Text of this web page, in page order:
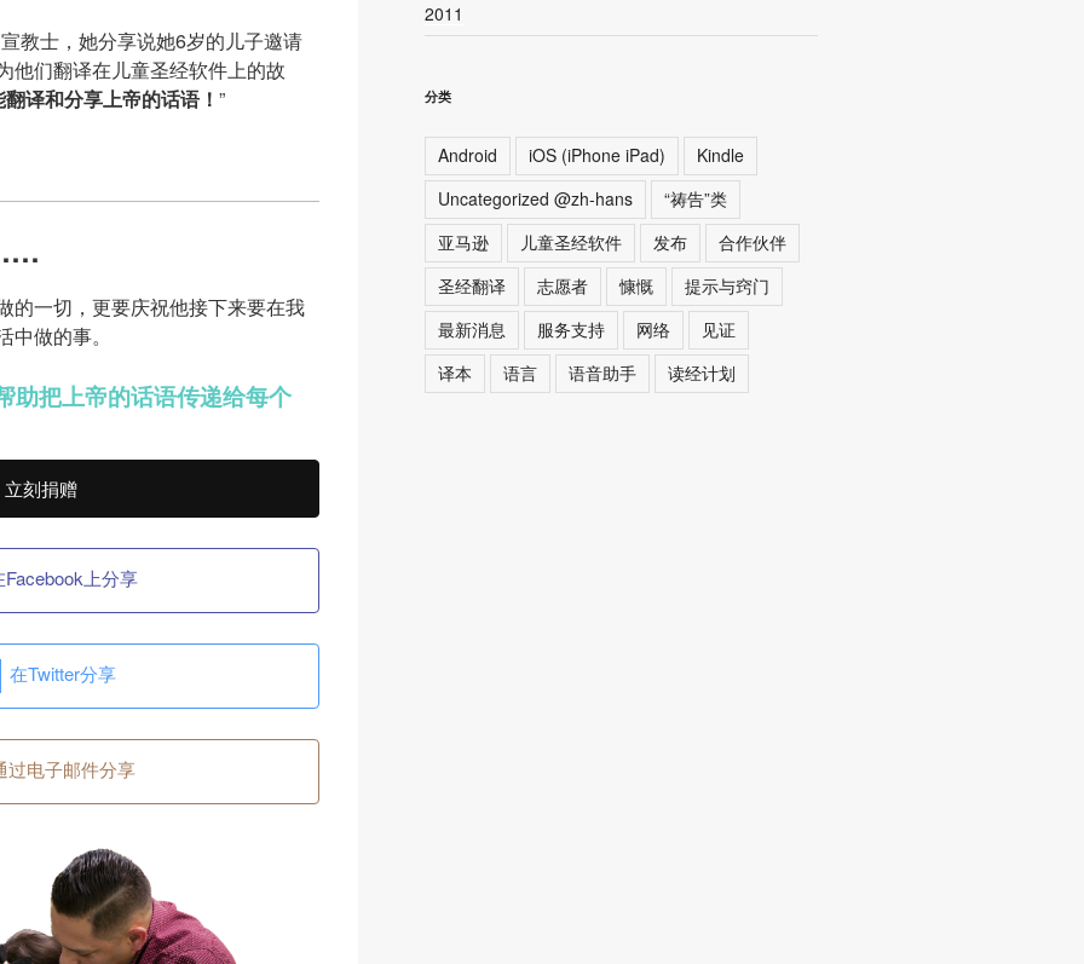
教士，她分享说她6岁的儿子邀请
他们翻译在儿童圣经软件上的故
译和分享上帝的话语！ ”
的一切，更要庆祝他接下来要在我
做的事。
助把上帝的话语传递给每个
立刻捐赠
Facebook上分享
在Twitter分享
过电子邮件分享
2011
分类
Android iOS (iPhone iPad)
Kindle
Uncategorized @zh-hans
“祷告”类
亚马逊
儿童圣经软件 发布
合作伙伴
圣经翻译
志愿者 慷慨
提示与窍门
最新消息
服务支持 网络
见证
译本
语言 语音助手 读经计划